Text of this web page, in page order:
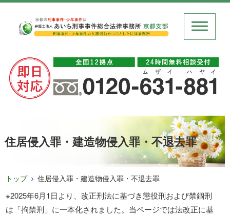
住居侵入罪・建造物侵入罪・不退去罪
トップ 住居侵入罪・建造物侵入罪・不退去罪
※2025年6月1日より、改正刑法に基づき懲役刑および禁錮刑
は「拘禁刑」に一本化されました。当ページでは法改正に基